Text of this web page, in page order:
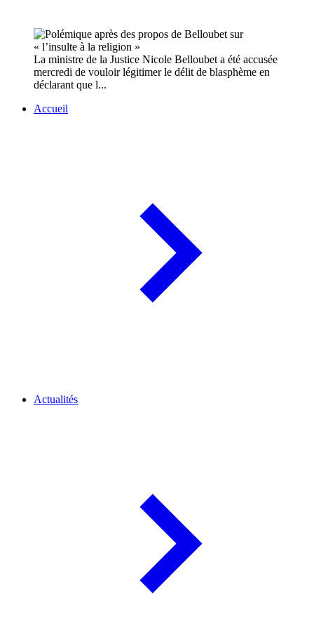
La ministre de la Justice Nicole Belloubet a été accusée
mercredi de vouloir légitimer le délit de blasphème en
déclarant que l...
Accueil
Actualités